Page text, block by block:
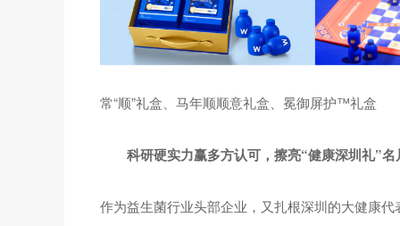
常“顺”礼盒、马年顺顺意礼盒、冕御屏护™礼盒
科研硬实力赢多方认可，擦亮“健康深圳礼”名
作为益生菌行业头部企业，又扎根深圳的大健康